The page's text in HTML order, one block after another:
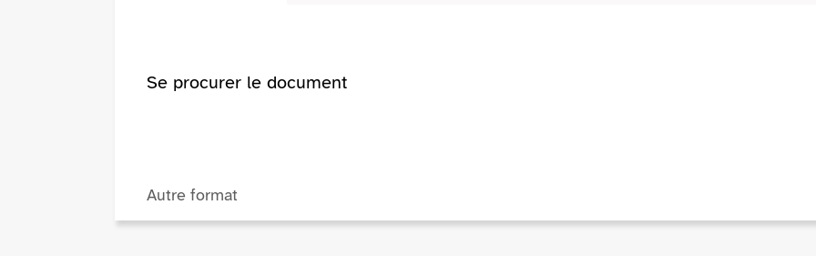
Se procurer le document
Autre format